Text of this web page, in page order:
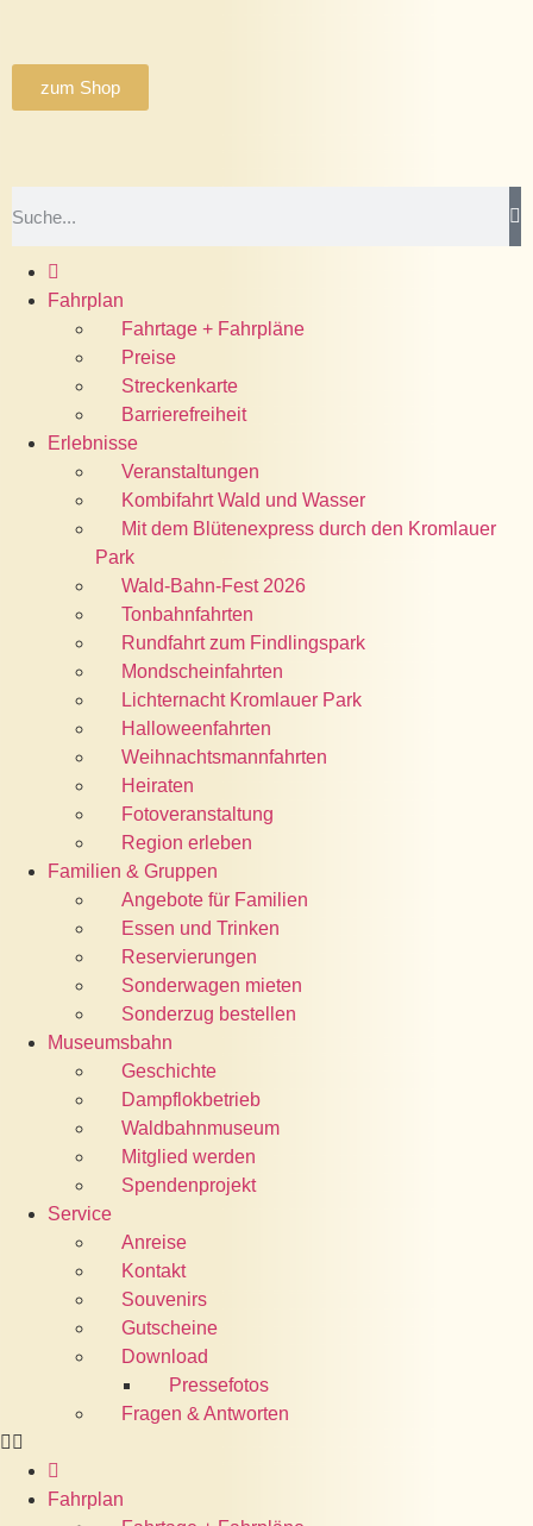
zum Shop
Fahrplan
Fahrtage + Fahrpläne
Preise
Streckenkarte
Barrierefreiheit
Erlebnisse
Veranstaltungen
Kombifahrt Wald und Wasser
Mit dem Blütenexpress durch den Kromlauer
Park
Wald-Bahn-Fest 2026
Tonbahnfahrten
Rundfahrt zum Findlingspark
Mondscheinfahrten
Lichternacht Kromlauer Park
Halloweenfahrten
Weihnachtsmannfahrten
Heiraten
Fotoveranstaltung
Region erleben
Familien & Gruppen
Angebote für Familien
Essen und Trinken
Reservierungen
Sonderwagen mieten
Sonderzug bestellen
Museumsbahn
Geschichte
Dampflokbetrieb
Waldbahnmuseum
Mitglied werden
Spendenprojekt
Service
Anreise
Kontakt
Souvenirs
Gutscheine
Download
Pressefotos
Fragen & Antworten
Fahrplan